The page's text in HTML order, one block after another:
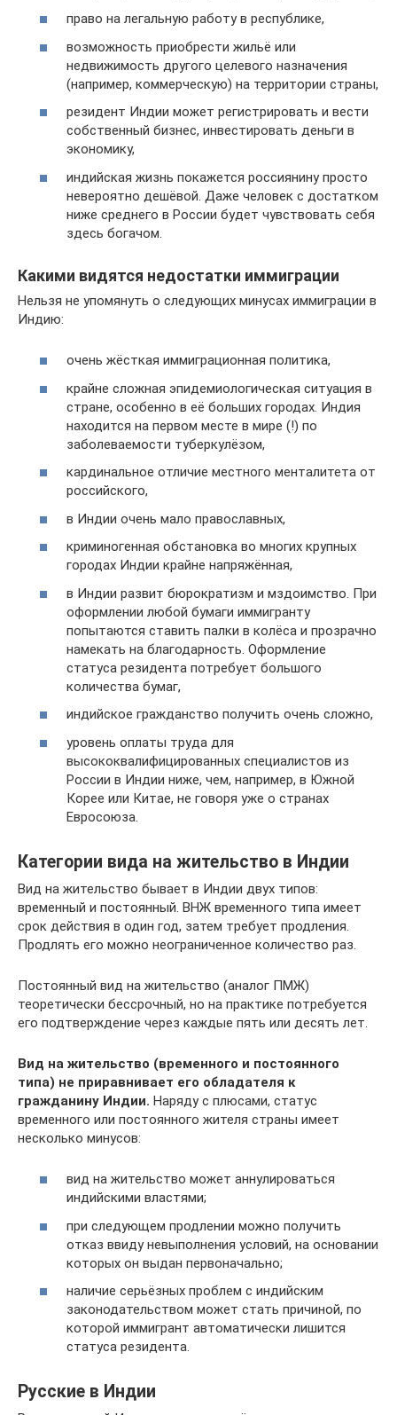
право на легальную работу в республике,
возможность приобрести жильё или
недвижимость другого целевого назначения
(например, коммерческую) на территории страны,
резидент Индии может регистрировать и вести
собственный бизнес, инвестировать деньги в
экономику,
индийская жизнь покажется россиянину просто
невероятно дешёвой. Даже человек с достатком
ниже среднего в России будет чувствовать себя
здесь богачом.
Какими видятся недостатки иммиграции
Нельзя не упомянуть о следующих минусах иммиграции в
Индию:
очень жёсткая иммиграционная политика,
крайне сложная эпидемиологическая ситуация в
стране, особенно в её больших городах. Индия
находится на первом месте в мире (!) по
заболеваемости туберкулёзом,
кардинальное отличие местного менталитета от
российского,
в Индии очень мало православных,
криминогенная обстановка во многих крупных
городах Индии крайне напряжённая,
в Индии развит бюрократизм и мздоимство. При
оформлении любой бумаги иммигранту
попытаются ставить палки в колёса и прозрачно
намекать на благодарность. Оформление
статуса резидента потребует большого
количества бумаг,
индийское гражданство получить очень сложно,
уровень оплаты труда для
высококвалифицированных специалистов из
России в Индии ниже, чем, например, в Южной
Корее или Китае, не говоря уже о странах
Евросоюза.
Категории вида на жительство в Индии
Вид на жительство бывает в Индии двух типов:
временный и постоянный. ВНЖ временного типа имеет
срок действия в один год, затем требует продления.
Продлять его можно неограниченное количество раз.
Постоянный вид на жительство (аналог ПМЖ)
теоретически бессрочный, но на практике потребуется
его подтверждение через каждые пять или десять лет.
Вид на жительство (временного и постоянного
типа) не приравнивает его обладателя к
гражданину Индии. Наряду с плюсами, статус
временного или постоянного жителя страны имеет
несколько минусов:
вид на жительство может аннулироваться
индийскими властями;
при следующем продлении можно получить
отказ ввиду невыполнения условий, на основании
которых он выдан первоначально;
наличие серьёзных проблем с индийским
законодательством может стать причиной, по
которой иммигрант автоматически лишится
статуса резидента.
Русские в Индии